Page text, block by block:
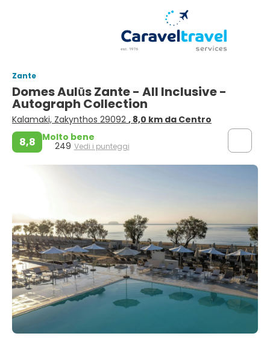
Zante
Domes Aulūs Zante - All Inclusive -
Autograph Collection
Kalamaki, Zakynthos 29092 , 8,0 km da Centro
8,8 Molto bene
249 Vedi i punteggi